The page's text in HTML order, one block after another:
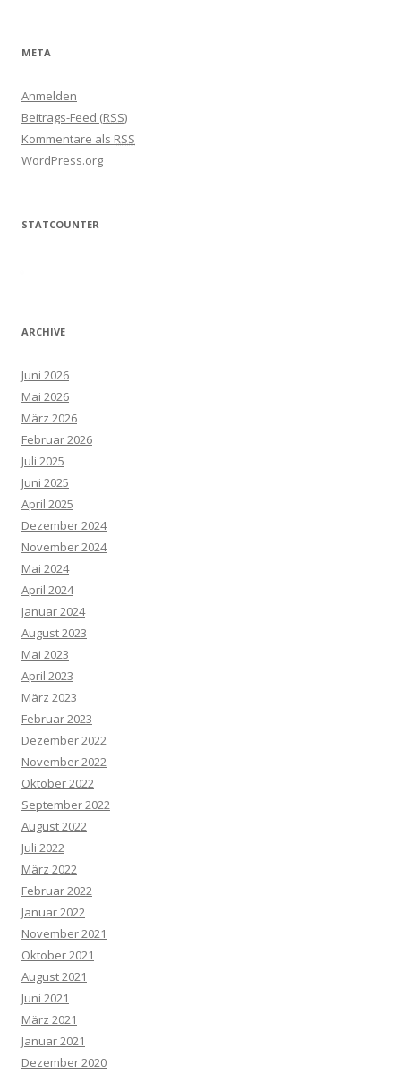
META
Anmelden
Beitrags-Feed (RSS)
Kommentare als RSS
WordPress.org
STATCOUNTER
ARCHIVE
Juni 2026
Mai 2026
März 2026
Februar 2026
Juli 2025
Juni 2025
April 2025
Dezember 2024
November 2024
Mai 2024
April 2024
Januar 2024
August 2023
Mai 2023
April 2023
März 2023
Februar 2023
Dezember 2022
November 2022
Oktober 2022
September 2022
August 2022
Juli 2022
März 2022
Februar 2022
Januar 2022
November 2021
Oktober 2021
August 2021
Juni 2021
März 2021
Januar 2021
Dezember 2020